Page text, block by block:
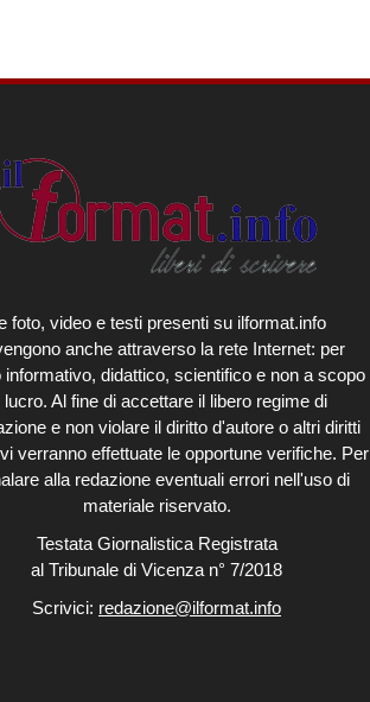
foto, video e testi presenti su ilformat.info
anche attraverso la rete Internet: per
informativo, didattico, scientifico e non a scopo
lucro. Al fine di accettare il libero regime di
e non violare il diritto d'autore o altri diritti
verranno effettuate le opportune verifiche. Per
alla redazione eventuali errori nell'uso di
materiale riservato.
Testata Giornalistica Registrata
al Tribunale di Vicenza n° 7/2018
Scrivici: redazione@ilformat.info